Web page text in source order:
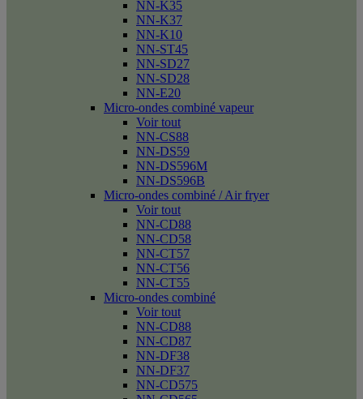
NN-K35
NN-K37
NN-K10
NN-ST45
NN-SD27
NN-SD28
NN-E20
Micro-ondes combiné vapeur
Voir tout
NN-CS88
NN-DS59
NN-DS596M
NN-DS596B
Micro-ondes combiné / Air fryer
Voir tout
NN-CD88
NN-CD58
NN-CT57
NN-CT56
NN-CT55
Micro-ondes combiné
Voir tout
NN-CD88
NN-CD87
NN-DF38
NN-DF37
NN-CD575